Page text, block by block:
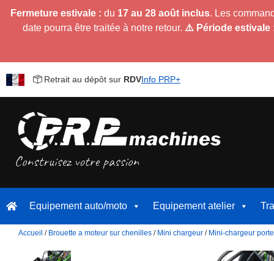
Fermeture estivale : du 17 au 28 août inclus. Les
date pourra être traitée à notre retour. ⚠️ Période estivale
Retrait au dépôt sur RDVInfo PRP+
Equipement auto/moto Equipement atelier
Accueil / Brouette a moteur sur chenilles / Mini chargeur / Mini-chargeur